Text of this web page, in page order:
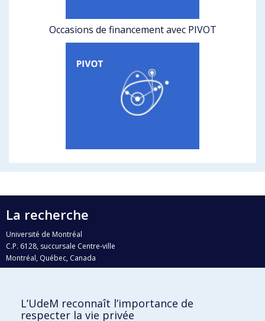
Occasions de financement avec PIVOT
La recherche
Université de Montréal
C.P. 6128, succursale Centre-ville
Montréal, Québec, Canada
H3C 3J7
Qui fait quoi?
L’UdeM reconnaît l’importance de
respecter la vie privée